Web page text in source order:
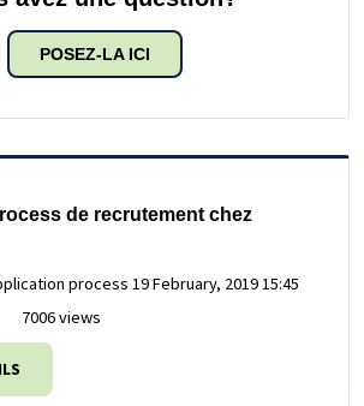
POSEZ-LA ICI
de recrutement chez
process 19 February, 2019 15:45
7006 views